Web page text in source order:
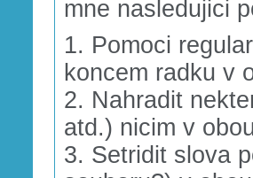
mne nasledujici
1. Pomoci
koncem radku v
2. Nahradit
atd.) nicim v
3. Setridit slova